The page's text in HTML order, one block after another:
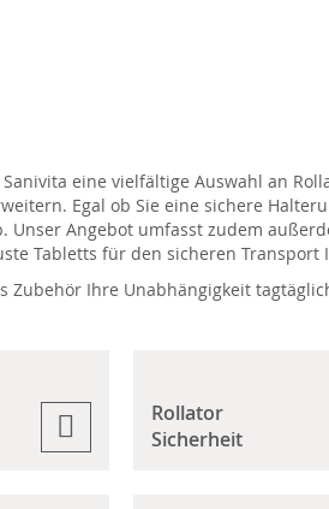
eine vielfältige Auswahl an
Egal ob Sie eine sichere
Angebot umfasst zudem
Tabletts für den sicheren
Zubehör Ihre Unabhängigkeit
Rollator
Sicherheit